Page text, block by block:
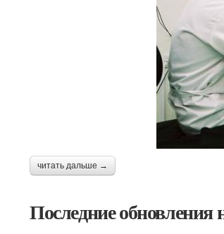
читать дальше →
Последние обновления